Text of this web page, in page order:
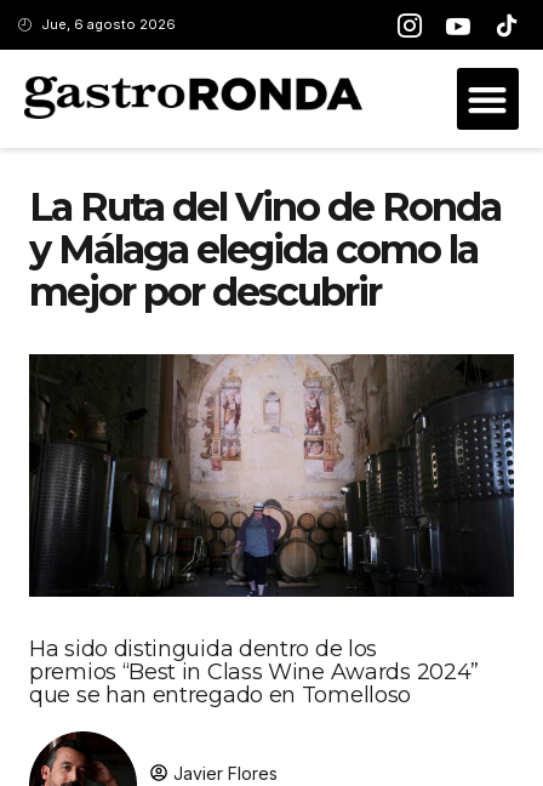
Jue, 6 agosto 2026
La Ruta del Vino de Ronda
y Málaga elegida como la
mejor por descubrir
Ha sido distinguida dentro de los
premios “Best in Class Wine Awards 2024”
que se han entregado en Tomelloso
Javier Flores